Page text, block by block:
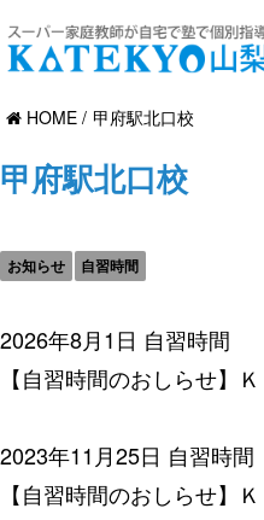
HOME 甲府駅北口校
甲府駅北口校
お知らせ 自習時間
2026年8月1日 自習時間
【自習時間のおしらせ】
2023年11月25日 自習時間
【自習時間のおしらせ】